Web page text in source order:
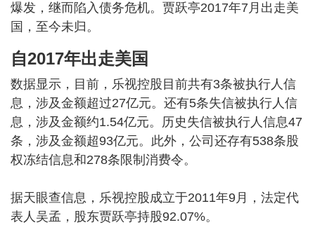
爆发，继而陷入债务危机。贾跃亭2017年7月出走美
国，至今未归。
自2017年出走美国
数据显示，目前，乐视控股目前共有3条被执行人信
息，涉及金额超过27亿元。还有5条失信被执行人信
息，涉及金额约1.54亿元。历史失信被执行人信息47
条，涉及金额超93亿元。此外，公司还存有538条股
权冻结信息和278条限制消费令。
据天眼查信息，乐视控股成立于2011年9月，法定代
表人吴孟，股东贾跃亭持股92.07%。